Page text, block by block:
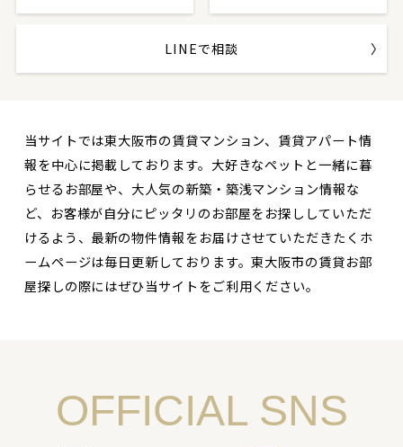
LINEで相談
当サイトでは東大阪市の賃貸マンション、賃貸アパート情
報を中心に掲載しております。大好きなペットと一緒に暮
らせるお部屋や、大人気の新築・築浅マンション情報な
ど、お客様が自分にピッタリのお部屋をお探ししていただ
けるよう、最新の物件情報をお届けさせていただきたくホ
ームページは毎日更新しております。東大阪市の賃貸お部
屋探しの際にはぜひ当サイトをご利用ください。
OFFICIAL SNS